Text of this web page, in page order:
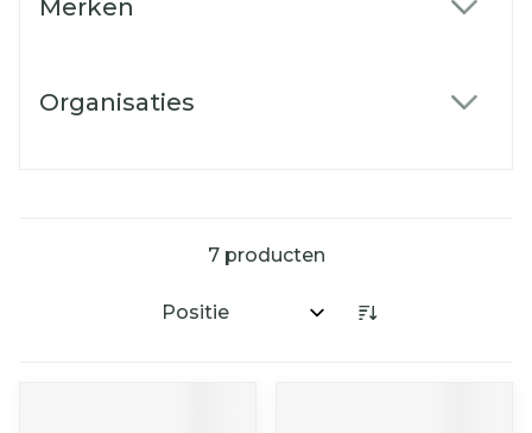
Merken
Organisaties
7producten
Sorteer op: